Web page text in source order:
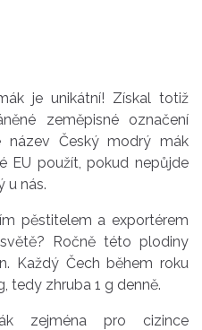
je unikátní! Získal totiž
zeměpisné označení
název Český modrý mák
EU použít, pokud nepůjde
u nás.
pěstitelem a exportérem
Ročně této plodiny
Každý Čech během roku
tedy zhruba 1 g denně.
zejména pro cizince